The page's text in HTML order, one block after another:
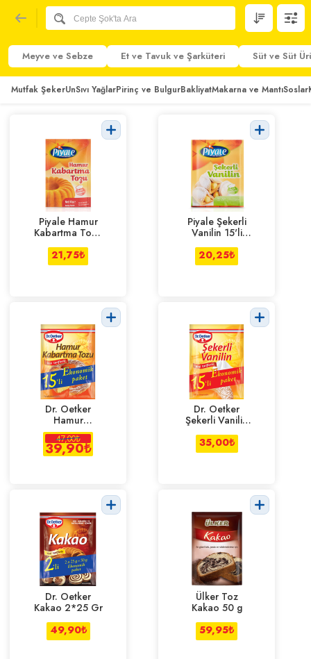
Meyve ve Sebze Et ve Tavuk ve Şarküteri Süt ve Süt
Mutfak ŞekerUnSıvı YağlarPirinç ve BulgurBakliyatMakarna ve MantıSoslar
Piyale Hamur
Kabartma Tozu
15'li Paket
21,75₺
Piyale Şekerli
Vanilin 15'li
Paket
20,25₺
Dr. Oetker
Hamur
Kabartma Tozu
15'li
47,00₺
39,90₺
Dr. Oetker
Şekerli Vanilin
15'li
35,00₺
Dr. Oetker
Kakao 2*25 Gr
49,90₺
Ülker Toz
Kakao 50 g
59,95₺